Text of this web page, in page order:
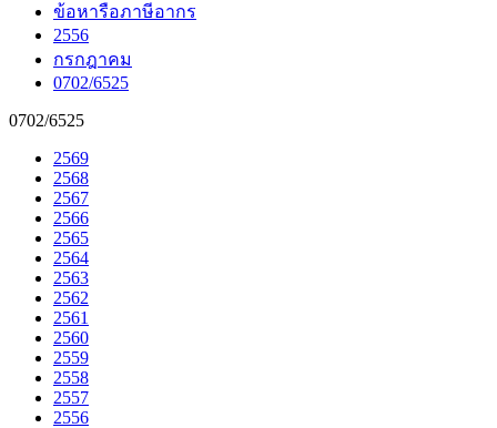
ข้อหารือภาษีอากร
2556
กรกฎาคม
0702/6525
0702/6525
2569
2568
2567
2566
2565
2564
2563
2562
2561
2560
2559
2558
2557
2556